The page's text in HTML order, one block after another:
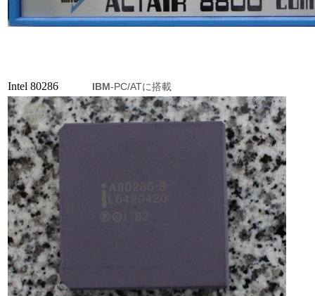
Intel 80286 IBM-PC/ATに搭載